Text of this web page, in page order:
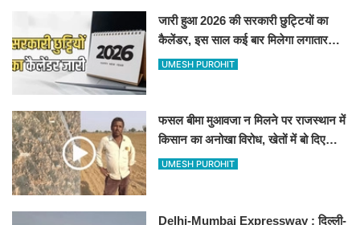
जारी हुआ 2026 की सरकारी छुट्टियों का
कैलेंडर, इस साल कई बार मिलेगा लगातार
अवकाश, देखें
UMESH PUROHIT
फसल बीमा मुआवजा न मिलने पर राजस्थान में
किसान का अनोखा विरोध, खेतों में बो दिए
500-500 रुपए के नोट, वीडियो वायरल
UMESH PUROHIT
Delhi-Mumbai Expressway : दिल्ली-